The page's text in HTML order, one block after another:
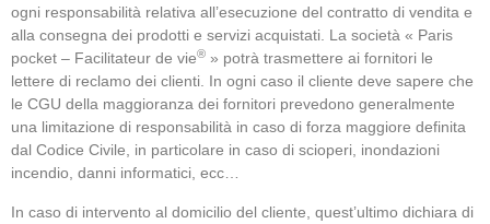
ogni responsabilità relativa all’esecuzione del contratto di vendita e
alla consegna dei prodotti e servizi acquistati. La società « Paris
pocket – Facilitateur de vie® » potrà trasmettere ai fornitori le
lettere di reclamo dei clienti. In ogni caso il cliente deve sapere che
le CGU della maggioranza dei fornitori prevedono generalmente
una limitazione di responsabilità in caso di forza maggiore definita
dal Codice Civile, in particolare in caso di scioperi, inondazioni
incendio, danni informatici, ecc…
In caso di intervento al domicilio del cliente, quest’ultimo dichiara di